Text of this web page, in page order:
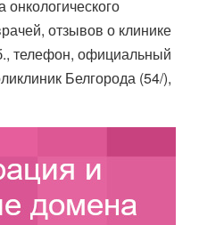
отзывов о клинике
телефон, официальный
Белгорода (54/),